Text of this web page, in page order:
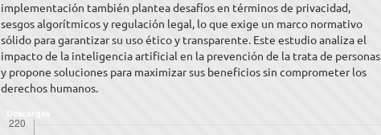
implementación también plantea desafíos en términos de privacidad,
sesgos algorítmicos y regulación legal, lo que exige un marco normativo
sólido para garantizar su uso ético y transparente. Este estudio analiza el
impacto de la inteligencia artificial en la prevención de la trata de personas
y propone soluciones para maximizar sus beneficios sin comprometer los
derechos humanos.
Descargas